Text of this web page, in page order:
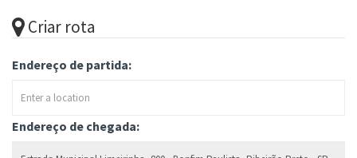
Criar rota
Endereço de partida:
Endereço de chegada: